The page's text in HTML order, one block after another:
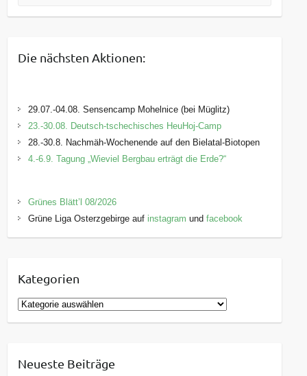
Die nächsten Aktionen:
29.07.-04.08. Sensencamp Mohelnice (bei Müglitz)
23.-30.08. Deutsch-tschechisches HeuHoj-Camp
28.-30.8. Nachmäh-Wochenende auf den Bielatal-Biotopen
4.-6.9. Tagung „Wieviel Bergbau erträgt die Erde?“
Grünes Blätt’l 08/2026
Grüne Liga Osterzgebirge auf instagram undfacebook
Kategorien
K
a
g
Neueste Beiträge